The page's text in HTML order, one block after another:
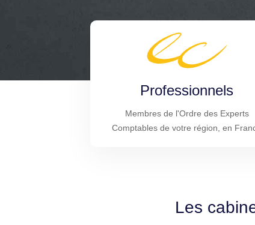
Professionnels
Membres de l'Ordre des Experts
Comptables de votre région, en
Les